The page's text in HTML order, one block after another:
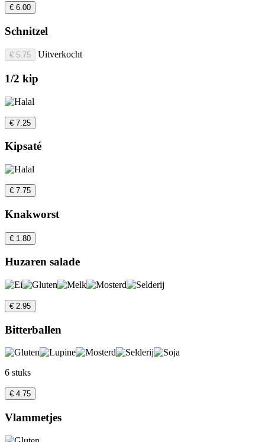
€ 6.00
Schnitzel
€ 5.75 Uitverkocht
1/2 kip
€ 7.25
Kipsaté
€ 7.75
Knakworst
€ 1.80
Huzaren salade
€ 2.95
Bitterballen
6 stuks
€ 4.75
Vlammetjes